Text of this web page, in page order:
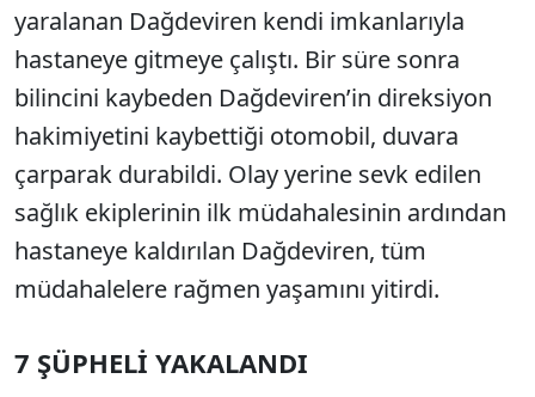
yaralanan Dağdeviren kendi imkanlarıyla
hastaneye gitmeye çalıştı. Bir süre sonra
bilincini kaybeden Dağdeviren’in direksiyon
hakimiyetini kaybettiği otomobil, duvara
çarparak durabildi. Olay yerine sevk edilen
sağlık ekiplerinin ilk müdahalesinin ardından
hastaneye kaldırılan Dağdeviren, tüm
müdahalelere rağmen yaşamını yitirdi.
7 ŞÜPHELİ YAKALANDI